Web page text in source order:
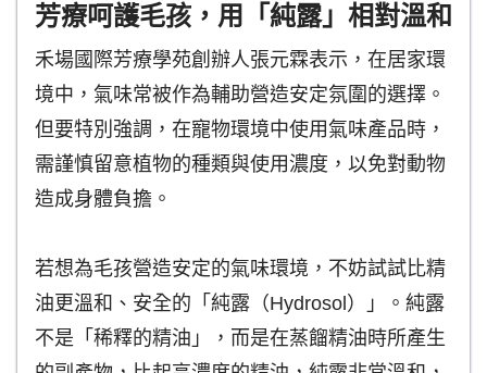
芳療呵護毛孩，用「純露」相對溫和
禾場國際芳療學苑創辦人張元霖表示，在居家環
境中，氣味常被作為輔助營造安定氛圍的選擇。
但要特別強調，在寵物環境中使用氣味產品時，
需謹慎留意植物的種類與使用濃度，以免對動物
造成身體負擔。
若想為毛孩營造安定的氣味環境，不妨試試比精
油更溫和、安全的「純露（Hydrosol）」。純露
不是「稀釋的精油」，而是在蒸餾精油時所產生